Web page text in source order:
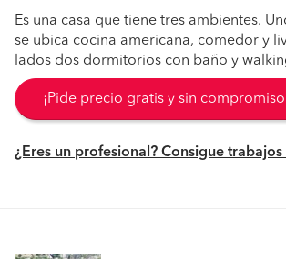
Es una casa que tiene tres ambientes.
se ubica cocina americana, comedor y
lados dos dormitorios con baño y
¡Pide precio gratis y sin
¿Eres un profesional? Consigue